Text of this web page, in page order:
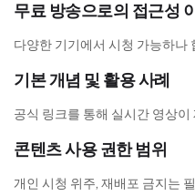
무료 방송으로의 접근성
다양한 기기에서 시청 가능하나
기본 개념 및 활용 사례
공식 링크를 통해 실시간 영상
콘텐츠 사용 권한 범위
개인 시청 위주, 재배포 금지는